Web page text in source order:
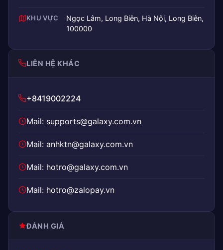
KHU VỰC
Ngọc Lâm, Long Biên, Hà Nội, Long Biên,
100000
LIÊN HỆ KHÁC
+8419002224
Mail: supports@galaxy.com.vn
Mail: anhktn@galaxy.com.vn
Mail: hotro@galaxy.com.vn
Mail: hotro@zalopay.vn
ĐÁNH GIÁ